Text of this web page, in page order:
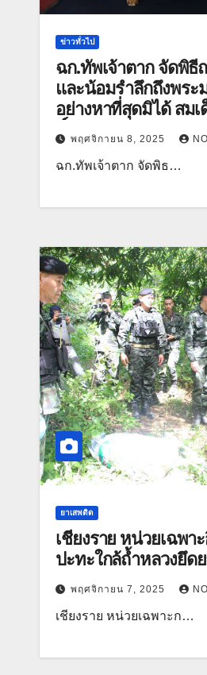
ข่าวทั่วไป
ฉก.ทัพเจ้าตาก จัดพิธี
และน้อมรำลึกถึงพร
อย่างหาที่สุดมิได้ สมเ
ติ์ พระบรมราชินีนาถ
พันปีหลวง
พฤศจิกายน 8, 2025
ฉก.ทัพเจ้าตาก จัดพิธ…
ยาเสพติด
เชียงราย หน่วยเฉพา
ปะทะใกล้ถ้ำหลวงยึด
พฤศจิกายน 7, 2025
เชียงราย หน่วยเฉพาะก…